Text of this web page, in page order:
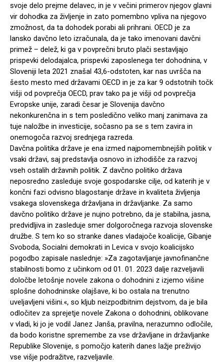
svoje delo prejme delavec, in je v večini primerov njegov glavni
vir dohodka za življenje in zato pomembno vpliva na njegovo
zmožnost, da ta dohodek porabi ali prihrani. OECD je za
lansko davčno leto izračunala, da je tako imenovani davčni
primež – delež, ki ga v povprečni bruto plači sestavljajo
prispevki delodajalca, prispevki zaposlenega ter dohodnina, v
Sloveniji leta 2021 znašal 43,6-odstoten, kar nas uvršča na
šesto mesto med državami OECD in je za kar 9 odstotnih točk
višji od povprečja OECD, prav tako pa je višji od povprečja
Evropske unije, zaradi česar je Slovenija davčno
nekonkurenčna in s tem posledično veliko manj zanimava za
tuje naložbe in investicije, sočasno pa se s tem zavira in
onemogoča razvoj srednjega razreda.
Davčna politika države je ena izmed najpomembnejših politik v
vsaki državi, saj predstavlja osnovo in izhodišče za razvoj
vseh ostalih državnih politik. Z davčno politiko država
neposredno zasleduje svoje gospodarske cilje, od katerih je v
končni fazi odvisno blagostanje države in kvaliteta življenja
vsakega slovenskega državljana in državljanke. Za samo
davčno politiko države je nujno potrebno, da je stabilna, jasna,
predvidljiva in zasleduje smer dolgoročnega razvoja slovenske
družbe. S tem ko so stranke danes vladajoče koalicije, Gibanje
Svoboda, Socialni demokrati in Levica v svojo koalicijsko
pogodbo zapisale naslednje: »Za zagotavljanje javnofinančne
stabilnosti bomo z učinkom od 01. 01. 2023 dalje razveljavili
določbe letošnje novele zakona o dohodnini z izjemo višine
splošne dohodninske olajšave, ki bo ostala na trenutno
uveljavljeni višini.«, so kljub neizpodbitnim dejstvom, da je bila
odločitev za sprejetje novele Zakona o dohodnini, oblikovane
v vladi, ki jo je vodil Janez Janša, pravilna, nerazumno odločile,
da bodo koristne spremembe za vse državljane in državljanke
Republike Slovenije, s pomočjo katerih danes lažje preživijo
vse višje podražitve, razveljavile.